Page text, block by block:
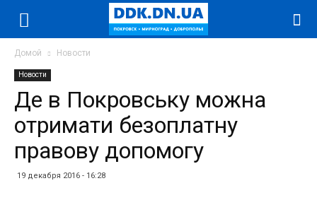
Домой Новости
Новости
Де в Покровську можна
отримати безоплатну
правову допомогу
19 декабря 2016 - 16:28